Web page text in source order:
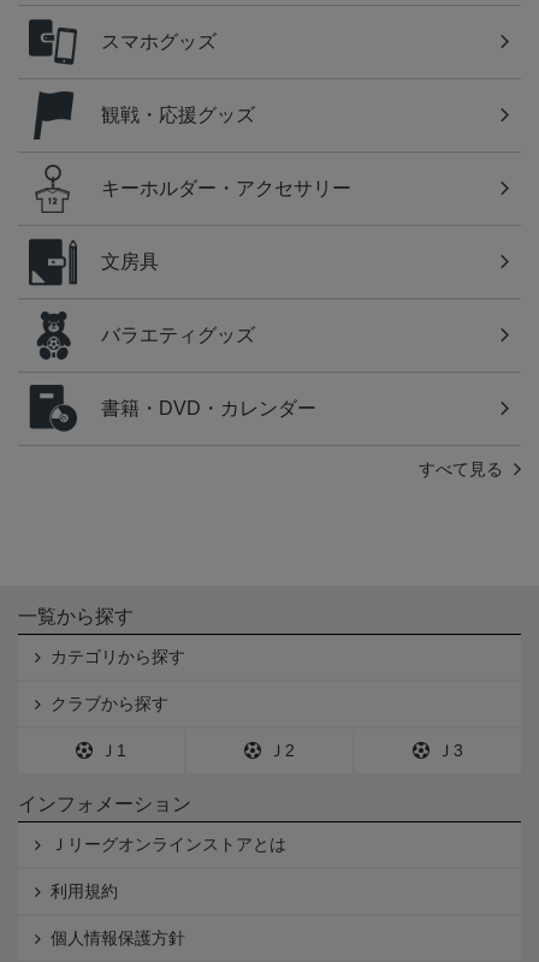
スマホグッズ
観戦・応援グッズ
キーホルダー・アクセサリー
文房具
バラエティグッズ
書籍・DVD・カレンダー
すべて見る
一覧から探す
カテゴリから探す
クラブから探す
Ｊ1 Ｊ2 Ｊ3
インフォメーション
Ｊリーグオンラインストアとは
利用規約
個人情報保護方針